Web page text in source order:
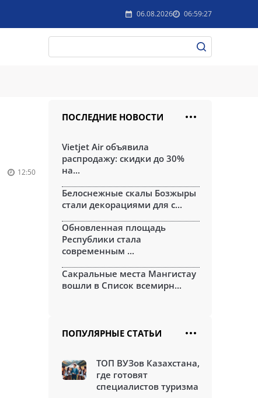
06.08.2026 06:59:27
12:50
ПОСЛЕДНИЕ НОВОСТИ
Vietjet Air объявила
распродажу: скидки до 30%
на...
Белоснежные скалы Бозжыры
стали декорациями для с...
Обновленная площадь
Республики стала
современным ...
Сакральные места Мангистау
вошли в Список всемирн...
ПОПУЛЯРНЫЕ СТАТЬИ
ТОП ВУЗов Казахстана,
где готовят
специалистов туризма